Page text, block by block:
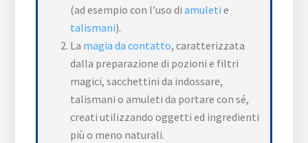
(ad esempio con l’uso diamuleti e
talismani).
La magia da contatto, caratterizzata
dalla preparazione di pozioni e filtri
magici, sacchettini da indossare,
talismani o amuleti da portare con sé,
creati utilizzando oggetti ed ingredienti
più o meno naturali.